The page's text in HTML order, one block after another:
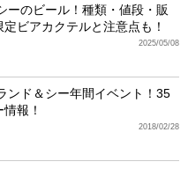
ーのビール！種類・値段・販
ビアカクテルと注意点も！
2025/05/08
ンド＆シー年間イベント！35
報！
2018/02/28